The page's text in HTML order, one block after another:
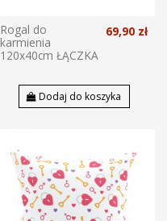
Rogal do
karmienia
120x40cm ŁĄCZKA
69,90 zł
Dodaj do koszyka